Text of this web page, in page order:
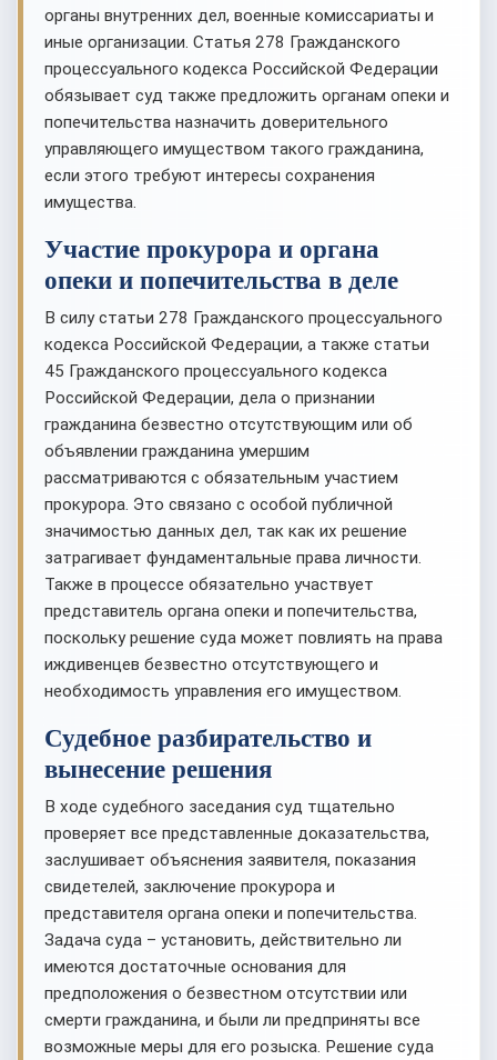
органы внутренних дел, военные комиссариаты и
иные организации. Статья 278 Гражданского
процессуального кодекса Российской Федерации
обязывает суд также предложить органам опеки и
попечительства назначить доверительного
управляющего имуществом такого гражданина,
если этого требуют интересы сохранения
имущества.
Участие прокурора и органа
опеки и попечительства в деле
В силу статьи 278 Гражданского процессуального
кодекса Российской Федерации, а также статьи
45 Гражданского процессуального кодекса
Российской Федерации, дела о признании
гражданина безвестно отсутствующим или об
объявлении гражданина умершим
рассматриваются с обязательным участием
прокурора. Это связано с особой публичной
значимостью данных дел, так как их решение
затрагивает фундаментальные права личности.
Также в процессе обязательно участвует
представитель органа опеки и попечительства,
поскольку решение суда может повлиять на права
иждивенцев безвестно отсутствующего и
необходимость управления его имуществом.
Судебное разбирательство и
вынесение решения
В ходе судебного заседания суд тщательно
проверяет все представленные доказательства,
заслушивает объяснения заявителя, показания
свидетелей, заключение прокурора и
представителя органа опеки и попечительства.
Задача суда – установить, действительно ли
имеются достаточные основания для
предположения о безвестном отсутствии или
смерти гражданина, и были ли предприняты все
возможные меры для его розыска. Решение суда